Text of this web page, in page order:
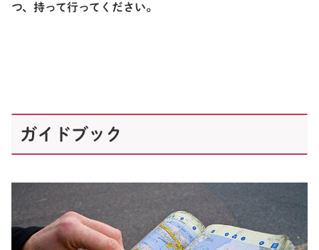
つ、持って行ってください。
ガイドブック